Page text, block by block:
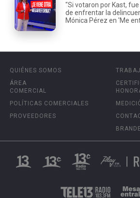
"Si votaron por Kast,
de enfrentar la
Mónica Pérez en 'Me
QUIÉNES SOMOS
ÁREA
COMERCIAL
POLÍTICAS COMERCIALES
PROVEEDORES